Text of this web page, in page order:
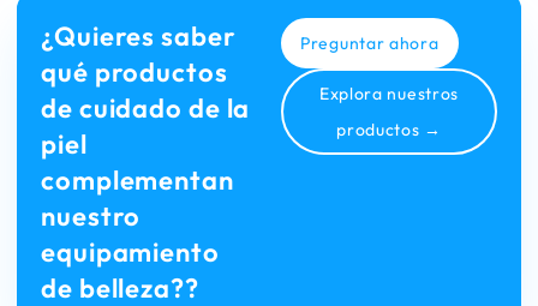
¿Quieres saber
qué productos
de cuidado de la
piel
complementan
nuestro
equipamiento
de belleza??
Preguntar ahora
Explora nuestros
productos →